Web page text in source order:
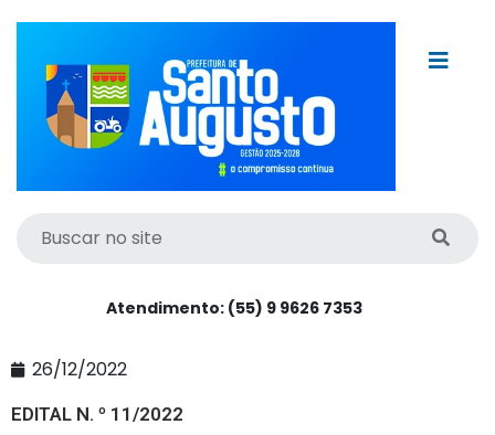
Atendimento: (55) 9 9626 7353
26/12/2022
EDITAL N. º 11/2022